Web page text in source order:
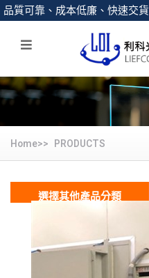
可靠、成本低廉、快速交貨
Home>> PRODUCTS
選擇其他產品分類